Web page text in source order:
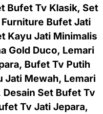
Bufet Tv Klasik, Set
Bufet Jati
Kayu Jati Minimalis
Gold Duco, Lemari
Bufet Tv Putih
Jati Mewah, Lemari
Set Bufet Tv
Tv Jati Jepara,